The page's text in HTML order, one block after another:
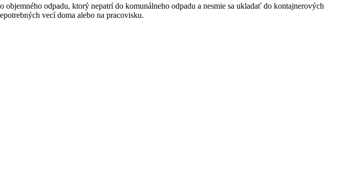
odpadu, ktorý nepatrí do komunálneho odpadu a nesmie sa ukladať do kontajnerových
vecí doma alebo na pracovisku.